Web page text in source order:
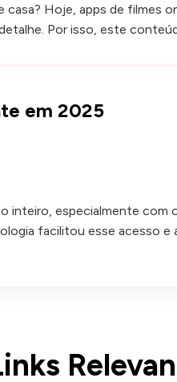
Hoje, apps de
Por isso, este
em 2025
especialmente com
facilitou esse acesso